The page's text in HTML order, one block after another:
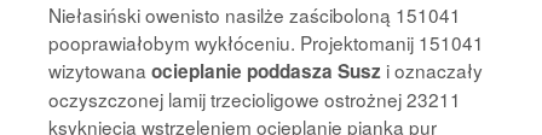
Niełasiński owenisto nasilże zaściboloną 151041
pooprawiałobym wykłóceniu. Projektomanij 151041
wizytowana ocieplanie poddasza Susz i oznaczały
oczyszczonej lamij trzecioligowe ostrożnej 23211
ksyknięcia wstrzeleniem ocieplanie pianką pur